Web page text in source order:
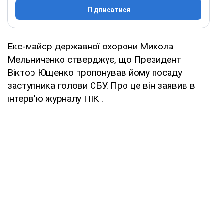
Підписатися
Екс-майор державної охорони Микола
Мельниченко стверджує, що Президент
Віктор Ющенко пропонував йому посаду
заступника голови СБУ. Про це він заявив в
інтерв'ю журналу ПІК .